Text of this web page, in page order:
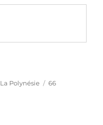
Catégories
La Polynésie
66